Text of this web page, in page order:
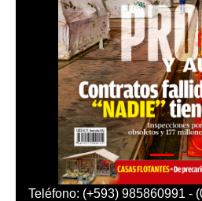
Teléfono: (+593) 985860991 -